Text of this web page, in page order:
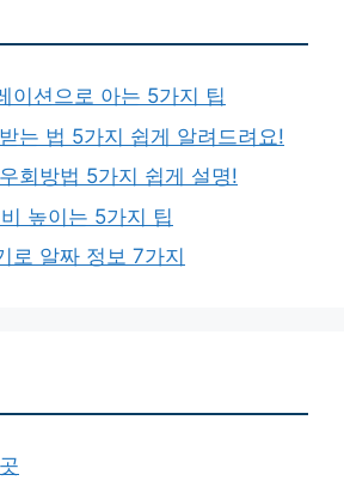
이션으로 아는 5가지 팁
는 법 5가지 쉽게 알려드려요!
회방법 5가지 쉽게 설명!
높이는 5가지 팁
로 알짜 정보 7가지